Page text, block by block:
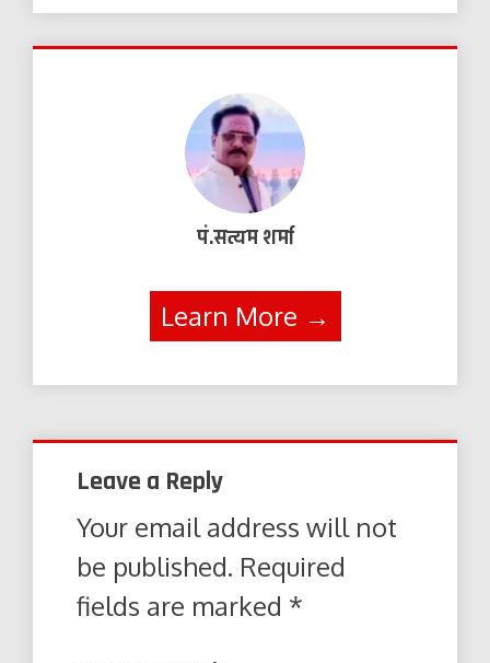
पं.सत्यम शर्मा
Learn More →
Leave a Reply
Your email address will not
be published. Required
fields are marked *